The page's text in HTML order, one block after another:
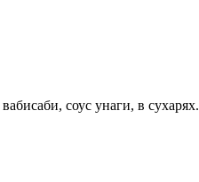
соус унаги, в сухарях.